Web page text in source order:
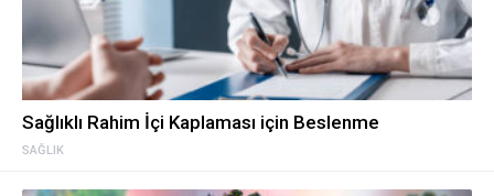
SAĞLIK
Sağlıklı Rahim İçi Kaplaması için Beslenme